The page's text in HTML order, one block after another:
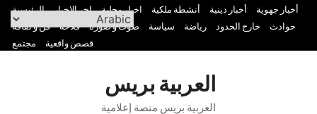
Skipأخبار جهوية أخبار دينية أنشطة ملكية اخبار محلية اخر الاخبار
الرئيسية
حوادث
خارج الحدود رياضة سياسة صوت و صورة فلاحة
فن و ثقافة
قصص واقعية
مجتمع
العربية بريس
العربية بريس منصة إعلامية